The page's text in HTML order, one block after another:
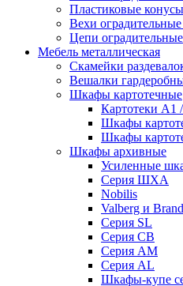
Пластиковые конусы
Вехи
Цепи оградительные
Мебель металлическая
Скамейки
Вешалки
Шкафы картотечные
Картотеки А1
Шкафы
Шкафы
Шкафы архивные
Усиленные
Серия ШХА
Nobilis
Valberg и
Cерия SL
Серия СВ
Серия АМ
Серия AL
Шкафы-купе